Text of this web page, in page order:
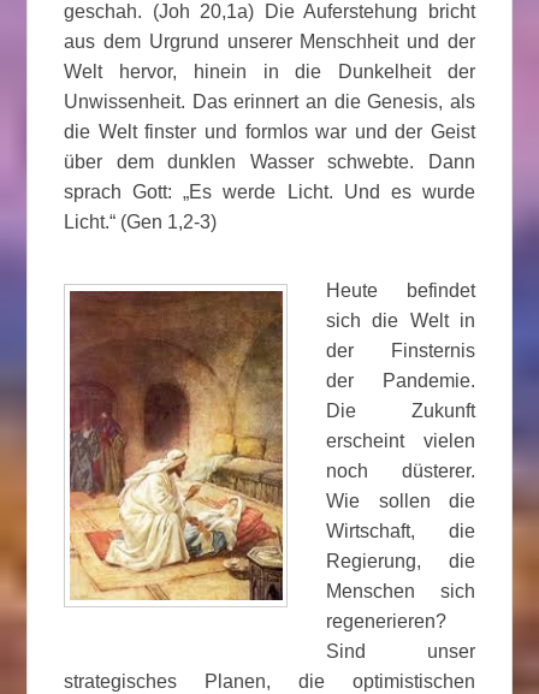
geschah. (Joh 20,1a) Die Auferstehung bricht
aus dem Urgrund unserer Menschheit und der
Welt hervor, hinein in die Dunkelheit der
Unwissenheit. Das erinnert an die Genesis, als
die Welt finster und formlos war und der Geist
über dem dunklen Wasser schwebte. Dann
sprach Gott: „Es werde Licht. Und es wurde
Licht.“ (Gen 1,2-3)
Heute befindet
sich die Welt in
der Finsternis
der Pandemie.
Die Zukunft
erscheint vielen
noch düsterer.
Wie sollen die
Wirtschaft, die
Regierung, die
Menschen sich
regenerieren?
Sind unser
strategisches Planen, die optimistischen